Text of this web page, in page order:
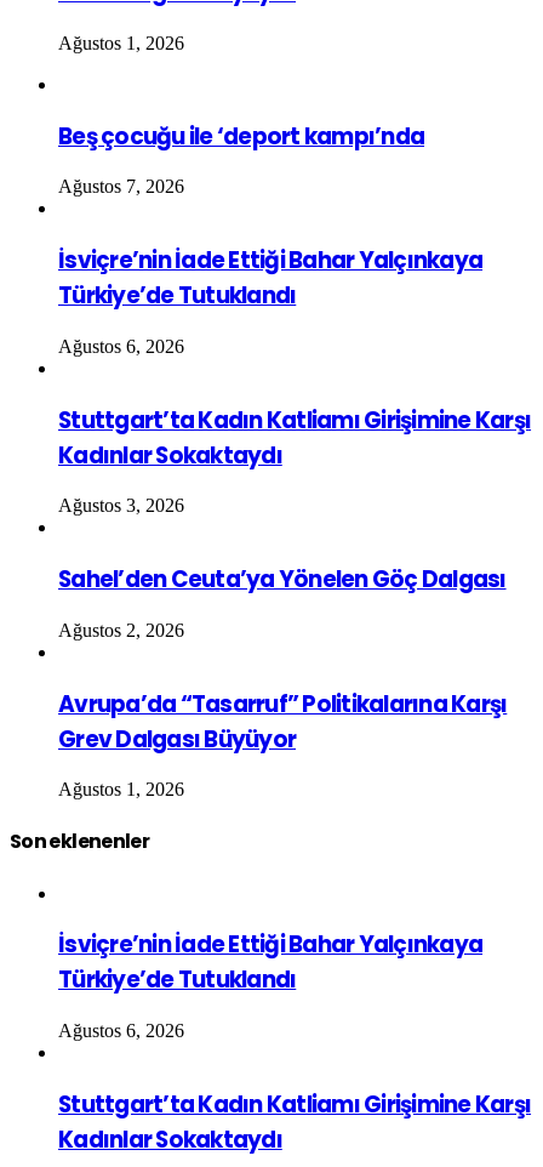
Ağustos 1, 2026
Beş çocuğu ile ‘deport kampı’nda
Ağustos 7, 2026
İsviçre’nin İade Ettiği Bahar Yalçınkaya
Türkiye’de Tutuklandı
Ağustos 6, 2026
Stuttgart’ta Kadın Katliamı Girişimine Karşı
Kadınlar Sokaktaydı
Ağustos 3, 2026
Sahel’den Ceuta’ya Yönelen Göç Dalgası
Ağustos 2, 2026
Avrupa’da “Tasarruf” Politikalarına Karşı
Grev Dalgası Büyüyor
Ağustos 1, 2026
Son eklenenler
İsviçre’nin İade Ettiği Bahar Yalçınkaya
Türkiye’de Tutuklandı
Ağustos 6, 2026
Stuttgart’ta Kadın Katliamı Girişimine Karşı
Kadınlar Sokaktaydı